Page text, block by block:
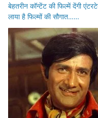
बेहतरीन कॉन्टेंट की फिल्में देंगी
लाया है फिल्मों की सौगात……